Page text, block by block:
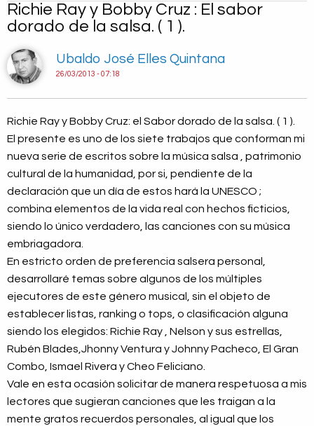
Richie Ray y Bobby Cruz : El sabor
dorado de la salsa. ( 1 ).
Ubaldo José Elles Quintana
26/03/2013 - 07:18
Richie Ray y Bobby Cruz: el Sabor dorado de la salsa. ( 1 ).
El presente es uno de los siete trabajos que conforman mi
nueva serie de escritos sobre la música salsa , patrimonio
cultural de la humanidad, por si, pendiente de la
declaración que un día de estos hará la UNESCO ;
combina elementos de la vida real con hechos ficticios,
siendo lo único verdadero, las canciones con su música
embriagadora.
En estricto orden de preferencia salsera personal,
desarrollaré temas sobre algunos de los múltiples
ejecutores de este género musical, sin el objeto de
establecer listas, ranking o tops, o clasificación alguna
siendo los elegidos: Richie Ray , Nelson y sus estrellas,
Rubén Blades,Jhonny Ventura y Johnny Pacheco, El Gran
Combo, Ismael Rivera y Cheo Feliciano.
Vale en esta ocasión solicitar de manera respetuosa a mis
lectores que sugieran canciones que les traigan a la
mente gratos recuerdos personales, al igual que los